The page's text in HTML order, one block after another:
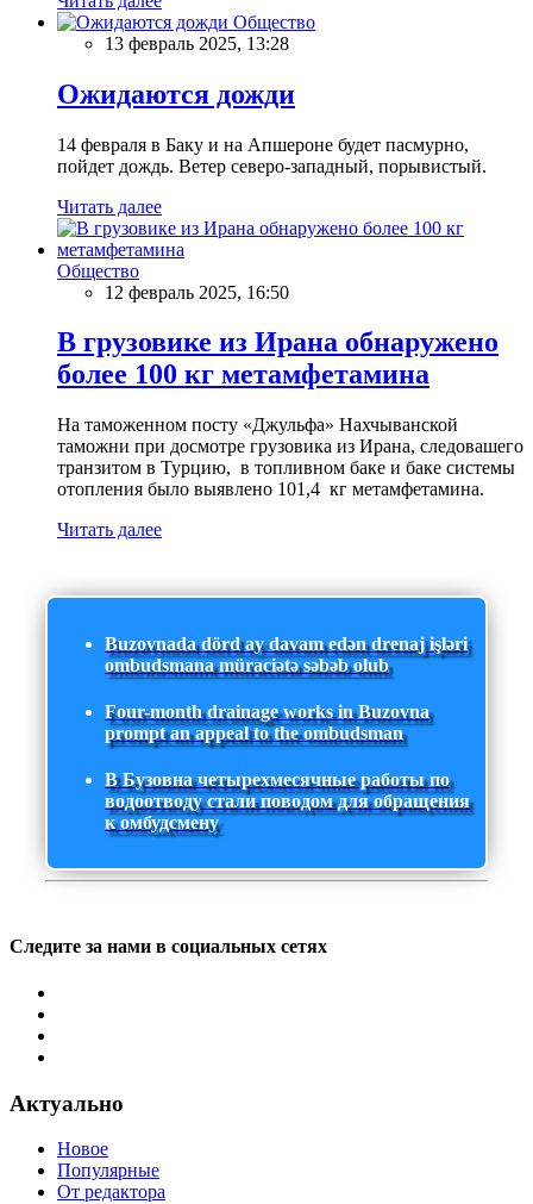
Общество
13 февраль 2025, 13:28
Ожидаются дожди
14 февраля в Баку и на Апшероне будет пасмурно,
пойдет дождь. Ветер северо-западный, порывистый.
Читать далее
Общество
12 февраль 2025, 16:50
В грузовике из Ирана обнаружено
более 100 кг метамфетамина
На таможенном посту «Джульфа» Нахчыванской
таможни при досмотре грузовика из Ирана, следовашего
транзитом в Турцию, в топливном баке и баке системы
отопления было выявлено 101,4 кг метамфетамина.
Читать далее
Buzovnada dörd ay davam edən drenaj işləri
ombudsmana müraciətə səbəb olub
Four-month drainage works in Buzovna
prompt an appeal to the ombudsman
В Бузовна четырехмесячные работы по
водоотводу стали поводом для обращения
к омбудсмену
Следите за нами в социальных сетях
Актуально
Новое
Популярные
От редактора